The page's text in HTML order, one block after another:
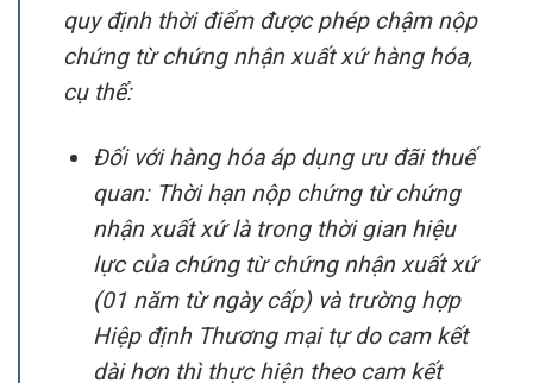
quy định thời điểm được phép chậm nộp
chứng từ chứng nhận xuất xứ hàng hóa,
cụ thể:
Đối với hàng hóa áp dụng ưu đãi thuế
quan: Thời hạn nộp chứng từ chứng
nhận xuất xứ là trong thời gian hiệu
lực của chứng từ chứng nhận xuất xứ
(01 năm từ ngày cấp) và trường hợp
Hiệp định Thương mại tự do cam kết
dài hơn thì thực hiện theo cam kết